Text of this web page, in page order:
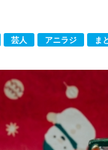
芸人 アニラジ ま